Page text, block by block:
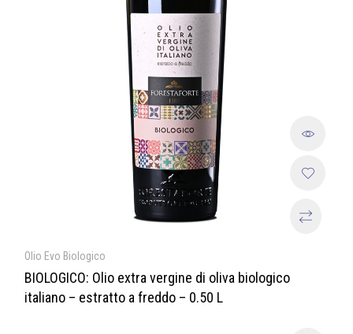
Olio Evo Biologico
BIOLOGICO: Olio extra vergine di oliva biologico
italiano – estratto a freddo – 0.50 L